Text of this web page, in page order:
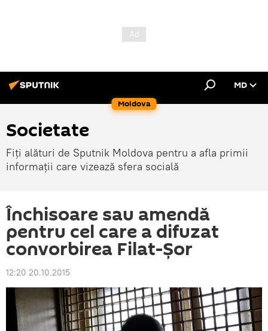
Moldova
MD
Societate
Fiți alături de Sputnik Moldova pentru a afla primii
informații care vizează sfera socială
Închisoare sau amendă
pentru cel care a difuzat
convorbirea Filat-Şor
12:20 20.10.2015